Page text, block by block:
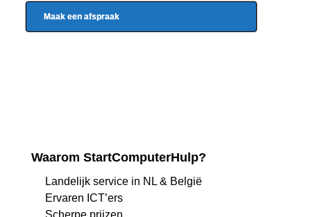
Maak een afspraak
Waarom StartComputerHulp?
Landelijk service in NL & België
Ervaren ICT’ers
Scherpe prijzen